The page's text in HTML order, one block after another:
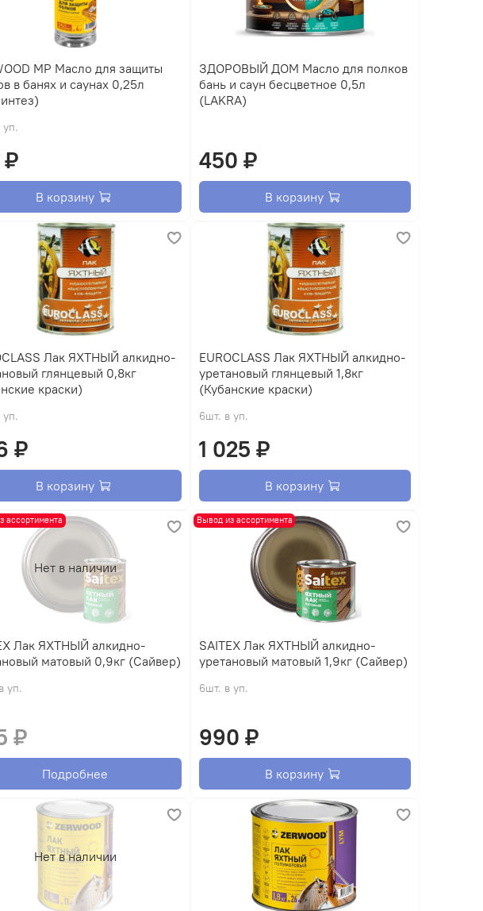
MP Масло для защиты
в банях и саунах 0,25л
уп.
₽
В корзину
ЗДОРОВЫЙ ДОМ Масло для полков
бань и саун бесцветное 0,5л
(LAKRA)
450 ₽
В корзину
ЯХТНЫЙ алкидно-
глянцевый 0,8кг
краски)
₽
В корзину
EUROCLASS Лак ЯХТНЫЙ алкидно-
уретановый глянцевый 1,8кг
(Кубанские краски)
6шт. в уп.
1 025 ₽
В корзину
Нет в наличии
ассортимента
матовый 0,9кг (Сайвер)
уп.
₽
Подробнее
Вывод из ассортимента
SAITEX Лак ЯХТНЫЙ алкидно-
уретановый матовый 1,9кг (Сайвер)
6шт. в уп.
990 ₽
В корзину
Нет в наличии